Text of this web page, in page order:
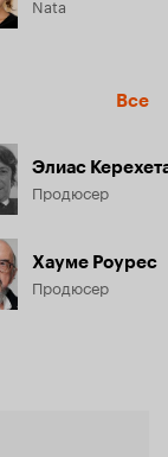
Все
Элиас
Продюсер
Хауме Роурес
Продюсер